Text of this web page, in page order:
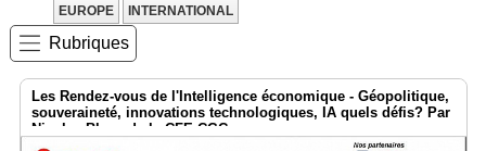
TvLocale
France
Accueil
RUBRIQUES
EUROPE
INTERNATIONAL
Rubriques
Les Rendez-vous de l'Intelligence économique - Géopolitique,
souveraineté, innovations technologiques, IA quels défis? Par
Nicolas Blanc de la CFE-CGC